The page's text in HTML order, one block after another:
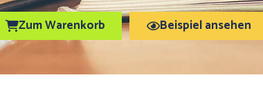
Zum Warenkorb Beispiel ansehen